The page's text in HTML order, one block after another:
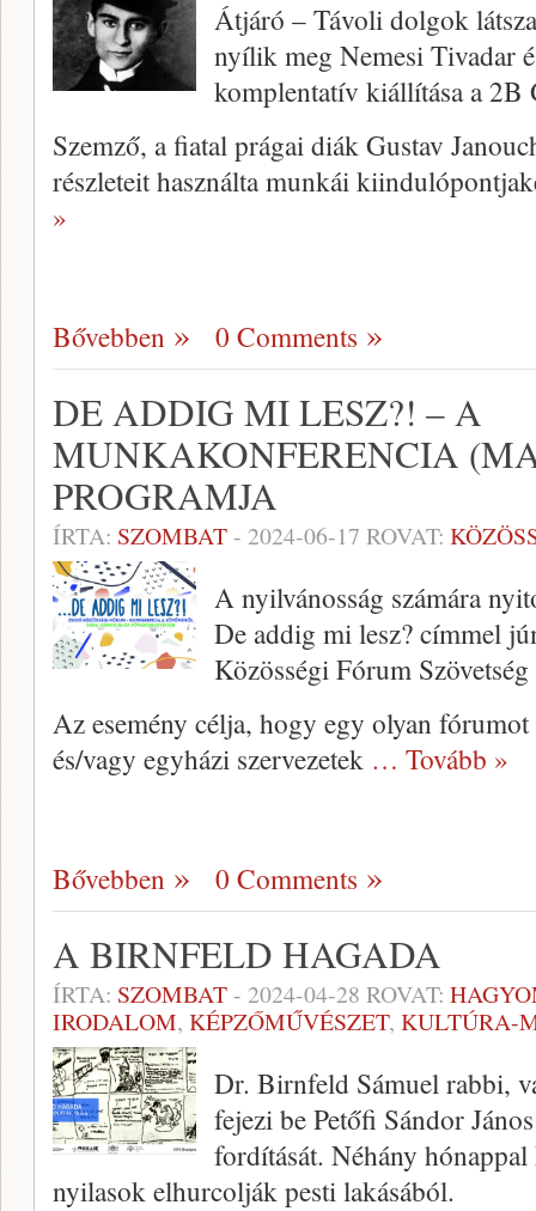
Átjáró – Távoli dolgok
nyílik meg Nemesi Tivadar
komplentatív kiállítása a 2B
Szemző, a fiatal prágai diák Gustav
részleteit használta munkái
»
Bővebben 0 Comments
DE ADDIG MI LESZ?! – A
MUNKAKONFERENCIA
PROGRAMJA
ÍRTA: SZOMBAT- 2024-06-17 ROVAT:
A nyilvánosság számára
De addig mi lesz? címmel
Közösségi Fórum
Az esemény célja, hogy egy olyan
és/vagy egyházi szervezetek … Tovább »
Bővebben 0 Comments
A BIRNFELD HAGADA
ÍRTA: SZOMBAT- 2024-04-28 ROVAT:
IRODALOM, KÉPZŐMŰVÉSZET, KULTÚRA-
Dr. Birnfeld Sámuel rabbi,
fejezi be Petőfi Sándor
fordítását. Néhány
nyilasok elhurcolják pesti lakásából.